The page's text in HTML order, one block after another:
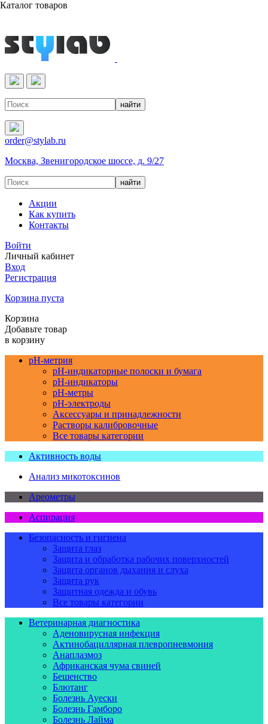
Реактивы & Оборудование
order@stylab.ru
Москва, Звенигородское шоссе, д. 9/27
Акции
Как купить
Контакты
Войти
Личный кабинет
Вход
Регистрация
Корзина пуста
Корзина
Добавьте товар
в корзину
pH-метрия
pH-индикаторные полоски и бумага
pH-индикаторы
pH-метры
pH-электроды
Аксессуары и принадлежности
Растворы калибровочные
Все товары категории
Активность воды
Анализ микотоксинов
Ареометры
Аспирация
Безопасность и гигиена
Защита глаз
Защита и обработка рабочих поверхностей
Защита органов дыхания и слуха
Защита рук
Защитная одежда и обувь
Все товары категории
Ветеринарная диагностика
Аденовирусная инфекция
Актинобациллярная плевропневмония
Анаплазмоз
Африканская чума свиней
Бешенство
Блютанг
Болезнь Ауески
Болезнь Гамборо
Болезнь Лайма
Каталог товаров